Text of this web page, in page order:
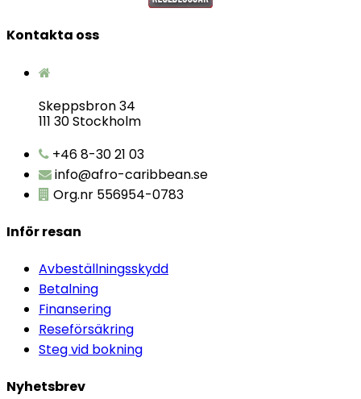
Kontakta oss
Skeppsbron 34
111 30 Stockholm
+46 8-30 21 03
info@afro-caribbean.se
Org.nr 556954-0783
Inför resan
Avbeställningsskydd
Betalning
Finansering
Reseförsäkring
Steg vid bokning
Nyhetsbrev